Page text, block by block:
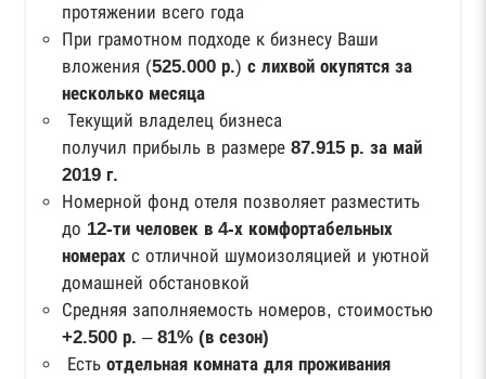
протяжении всего года
При грамотном подходе к бизнесу Ваши
вложения (525.000 р.) с лихвой окупятся за
несколько месяца
Текущий владелец бизнеса
получил прибыль в размере 87.915 р. за май
2019 г.
Номерной фонд отеля позволяет разместить
до 12-ти человек в 4-х комфортабельных
номерах с отличной шумоизоляцией и уютной
домашней обстановкой
Средняя заполняемость номеров, стоимостью
+2.500 р. – 81% (в сезон)
Есть отдельная комната для проживания